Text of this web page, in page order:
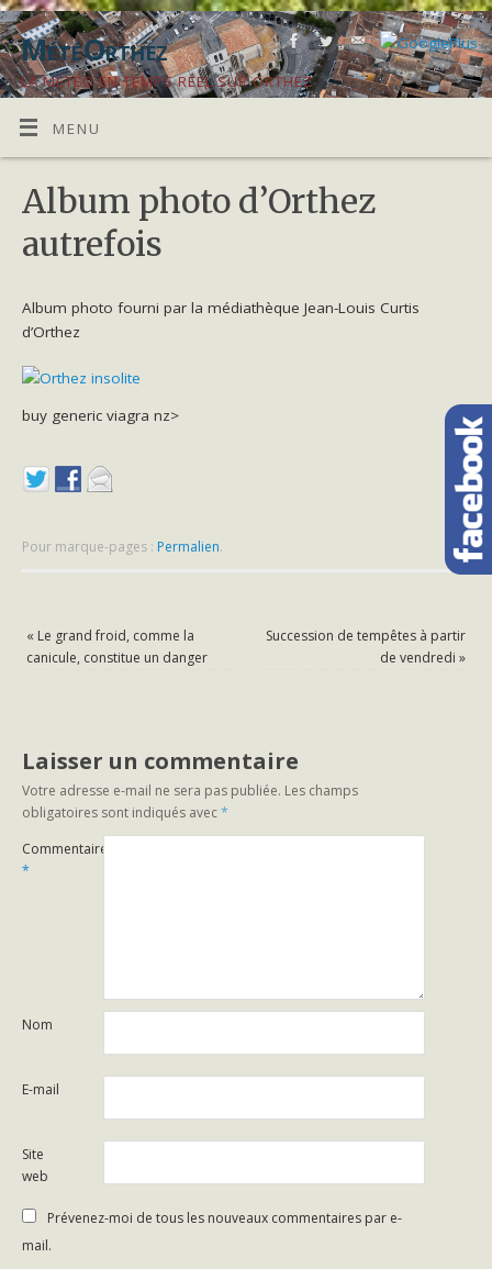
MétéOrthez
LA MÉTÉO EN TEMPS RÉEL SUR ORTHEZ
MENU
Album photo d’Orthez
autrefois
Album photo fourni par la médiathèque Jean-Louis Curtis
d’Orthez
buy generic viagra nz>
Pour marque-pages : Permalien.
« Le grand froid, comme la
canicule, constitue un danger
Succession de tempêtes à partir
de vendredi »
Laisser un commentaire
Votre adresse e-mail ne sera pas publiée. Les champs
obligatoires sont indiqués avec*
Commentaire
*
Nom
E-mail
Site
web
Prévenez-moi de tous les nouveaux commentaires par e-
mail.